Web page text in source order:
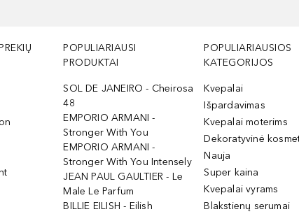
POPULIARIAUSI
PRODUKTAI
SOL DE JANEIRO - Cheirosa
48
EMPORIO ARMANI -
Stronger With You
EMPORIO ARMANI -
Stronger With You Intensely
JEAN PAUL GAULTIER - Le
Male Le Parfum
BILLIE EILISH - Eilish
POPULIARIAUSIOS
KATEGORIJOS
Kvepalai
Išpardavimas
Kvepalai moterims
Dekoratyvinė
Nauja
Super kaina
Kvepalai vyrams
Blakstienų serumai